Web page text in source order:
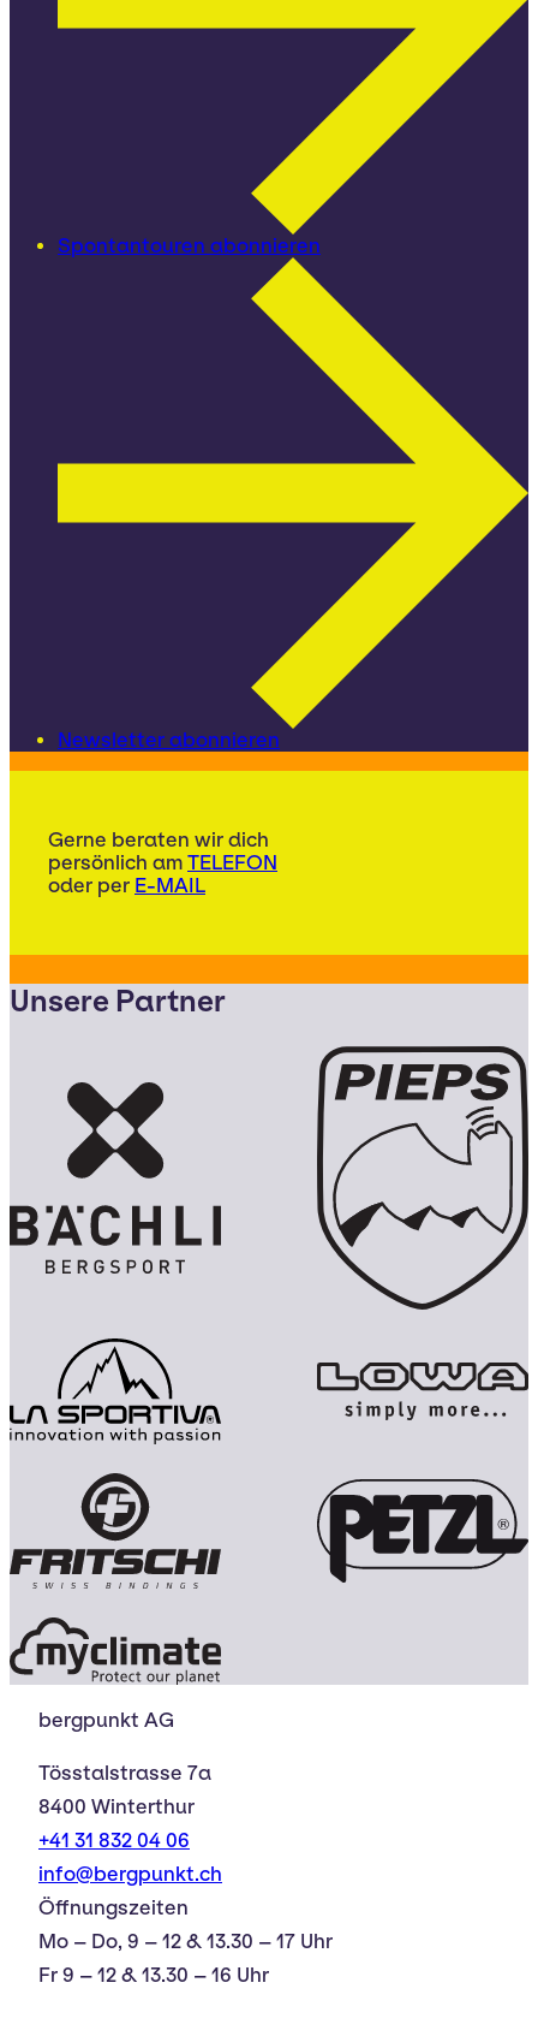
Spontantouren abonnieren
Newsletter abonnieren
Gerne beraten wir dich
persönlich am TELEFON
oder per E-MAIL
Unsere Partner
bergpunkt AG
Tösstalstrasse 7a
8400 Winterthur
+41 31 832 04 06
info@bergpunkt.ch
Öffnungszeiten
Mo – Do, 9 – 12 & 13.30 – 17 Uhr
Fr 9 – 12 & 13.30 – 16 Uhr